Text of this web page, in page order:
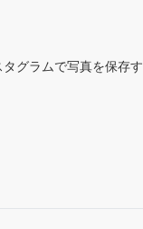
タグラムで写真を保存